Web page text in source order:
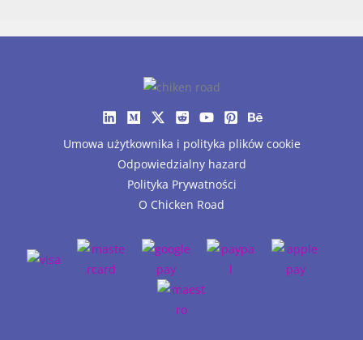
Umowa użytkownika i polityka plików cookie
Odpowiedzialny hazard
Polityka Prywatności
O Chicken Road